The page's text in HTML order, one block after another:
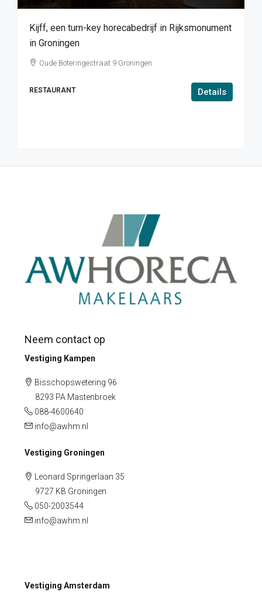
Kijff, een turn-key horecabedrijf in Rijksmonument
in Groningen
Oude Boteringestraat 9 Groningen
RESTAURANT Details
Neem contact op
Vestiging Kampen
Bisschopswetering 96
8293 PA Mastenbroek
088-4600640
info@awhm.nl
Vestiging Groningen
Leonard Springerlaan 35
9727 KB Groningen
050-2003544
info@awhm.nl
Vestiging Amsterdam